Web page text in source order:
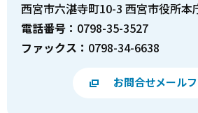
西宮市六湛寺町10-3 西宮市役所本
電話番号： 0798-35-3527
ファックス： 0798-34-6638
お問合せメール